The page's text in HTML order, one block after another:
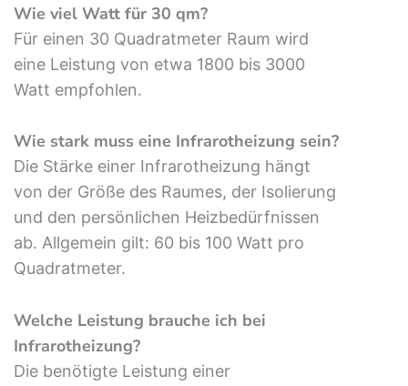
Wie viel Watt für 30 qm?
Für einen 30 Quadratmeter Raum wird
eine Leistung von etwa 1800 bis 3000
Watt empfohlen.
Wie stark muss eine Infrarotheizung sein?
Die Stärke einer Infrarotheizung hängt
von der Größe des Raumes, der Isolierung
und den persönlichen Heizbedürfnissen
ab. Allgemein gilt: 60 bis 100 Watt pro
Quadratmeter.
Welche Leistung brauche ich bei
Infrarotheizung?
Die benötigte Leistung einer